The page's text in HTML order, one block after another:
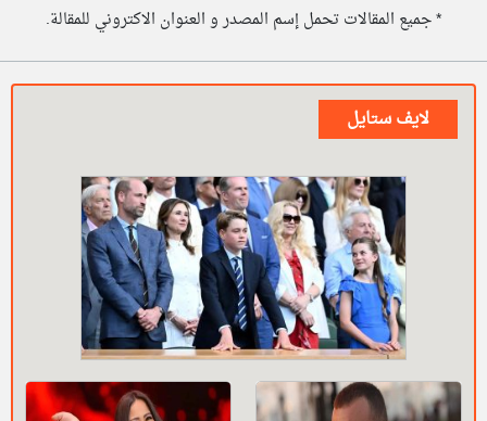
* جميع المقالات تحمل إسم المصدر و العنوان الاكتروني للمقالة.
لايف ستايل